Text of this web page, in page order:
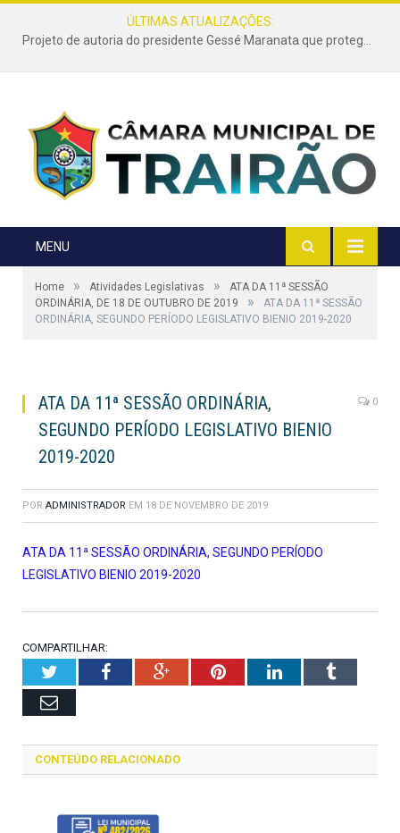
ÚLTIMAS ATUALIZAÇÕES:
Projeto de autoria do presidente Gessé Maranata que protege as estradas vicinais de Trairão é transformado em lei
MENU
Home » Atividades Legislativas »
ATA DA 11ª SESSÃO
ORDINÁRIA, DE 18 DE OUTUBRO DE 2019
»
ATA DA 11ª SESSÃO
ORDINÁRIA, SEGUNDO PERÍODO LEGISLATIVO BIENIO 2019-2020
ATA DA 11ª SESSÃO ORDINÁRIA,
SEGUNDO PERÍODO LEGISLATIVO BIENIO
2019-2020
0
POR ADMINISTRADOR EM 18 DE NOVEMBRO DE 2019
ATA DA 11ª SESSÃO ORDINÁRIA, SEGUNDO PERÍODO
LEGISLATIVO BIENIO 2019-2020
COMPARTILHAR:
TwitterFacebookGoogle+PinterestLinkedInTumblr
Email
CONTEÚDO RELACIONADO